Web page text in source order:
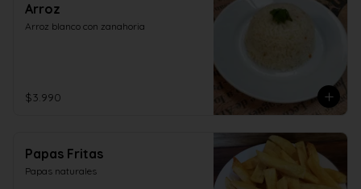
Arroz
Arroz blanco con zanahoria
$3.990
Papas Fritas
Papas naturales